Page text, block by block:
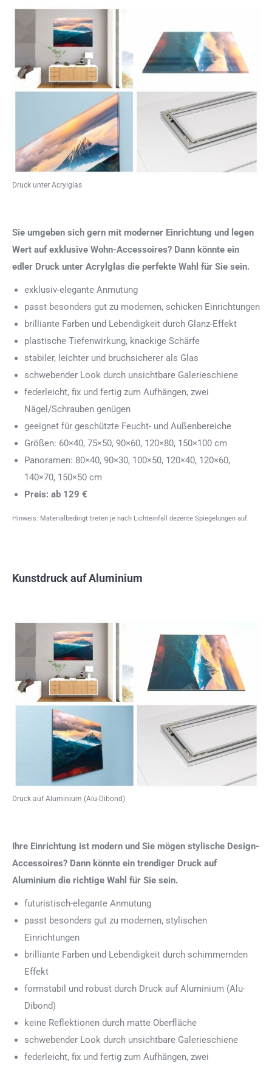
Druck unter Acrylglas
Sie umgeben sich gern mit moderner Einrichtung und legen
Wert auf exklusive Wohn-Accessoires? Dann könnte ein
edler Druck unter Acrylglas die perfekte Wahl für Sie sein.
exklusiv-elegante Anmutung
passt besonders gut zu modernen, schicken Einrichtungen
brilliante Farben und Lebendigkeit durch Glanz-Effekt
plastische Tiefenwirkung, knackige Schärfe
stabiler, leichter und bruchsicherer als Glas
schwebender Look durch unsichtbare Galerieschiene
federleicht, fix und fertig zum Aufhängen, zwei
Nägel/Schrauben genügen
geeignet für geschützte Feucht- und Außenbereiche
Größen: 60×40, 75×50, 90×60, 120×80, 150×100 cm
Panoramen: 80×40, 90×30, 100×50, 120×40, 120×60,
140×70, 150×50 cm
Preis: ab 129 €
Hinweis: Materialbedingt treten je nach Lichteinfall dezente Spiegelungen auf.
Kunstdruck auf Aluminium
Druck auf Aluminium (Alu-Dibond)
Ihre Einrichtung ist modern und Sie mögen stylische Design-
Accessoires? Dann könnte ein trendiger Druck auf
Aluminium die richtige Wahl für Sie sein.
futuristisch-elegante Anmutung
passt besonders gut zu modernen, stylischen
Einrichtungen
brilliante Farben und Lebendigkeit durch schimmernden
Effekt
formstabil und robust durch Druck auf Aluminium (Alu-
Dibond)
keine Reflektionen durch matte Oberfläche
schwebender Look durch unsichtbare Galerieschiene
federleicht, fix und fertig zum Aufhängen, zwei